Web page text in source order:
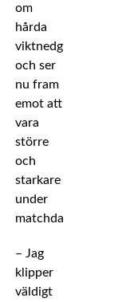
om
hårda
viktnedgångar
och ser
nu fram
emot att
vara
större
och
starkare
under
matchdagen.
– Jag
klipper
väldigt